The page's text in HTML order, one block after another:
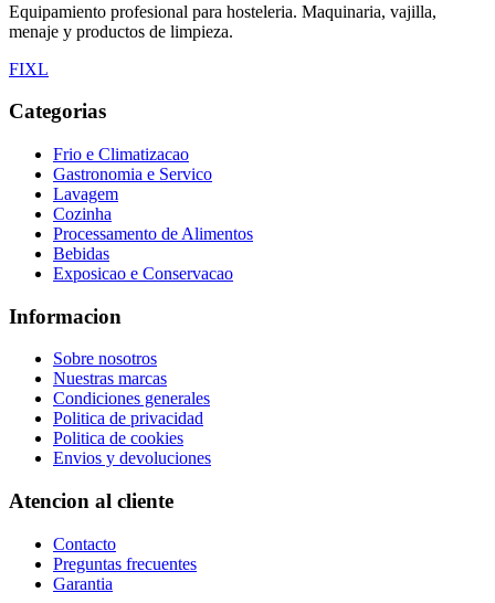
Equipamiento profesional para hosteleria. Maquinaria, vajilla,
menaje y productos de limpieza.
FIXL
Categorias
Frio e Climatizacao
Gastronomia e Servico
Lavagem
Cozinha
Processamento de Alimentos
Bebidas
Exposicao e Conservacao
Informacion
Sobre nosotros
Nuestras marcas
Condiciones generales
Politica de privacidad
Politica de cookies
Envios y devoluciones
Atencion al cliente
Contacto
Preguntas frecuentes
Garantia